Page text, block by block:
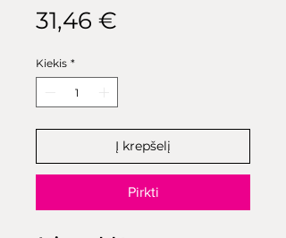
31,46 €
Kiekis *
Į krepšelį
Pirkti